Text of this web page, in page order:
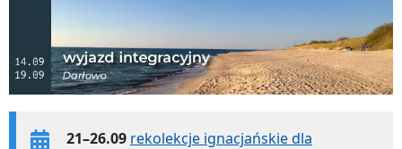
21–26.09 rekolekcje ignacjańskie dla